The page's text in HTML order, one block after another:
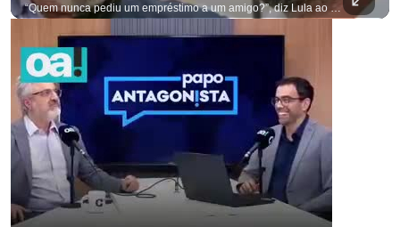
“Quem nunca pediu um empréstimo a um amigo?”, diz Lula ao defender seu ex-chefe de gabinete Marcola, que recebeu R$ 249 mil de uma empresa ligada a uma amiga de Lulinha. #OAntagonista Se você busca informação com credibilidade, inscreva-se agora e ative o